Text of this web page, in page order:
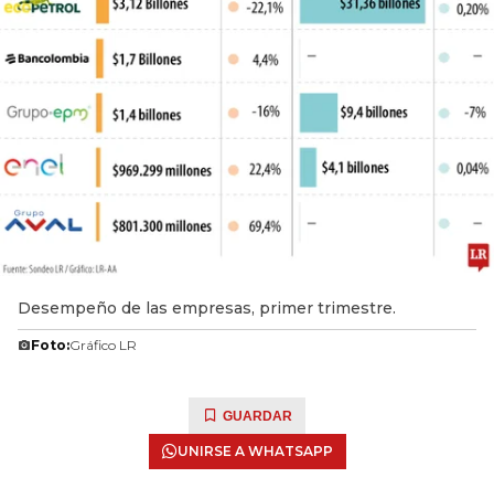
Desempeño de las empresas, primer trimestre.
Foto:Gráfico LR
GUARDAR
UNIRSE A WHATSAPP